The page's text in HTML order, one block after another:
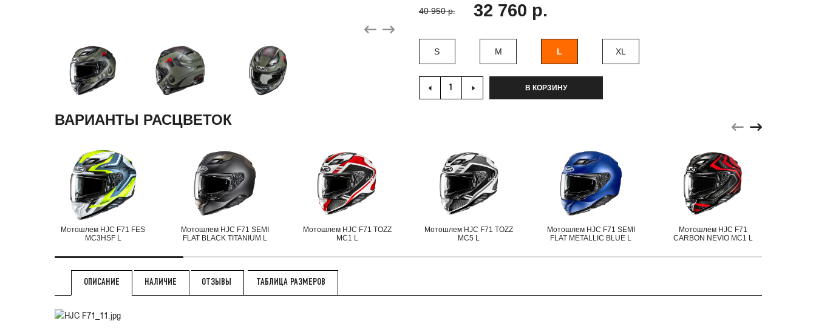
40 950 р. 32 760 р.
S M L XL
В КОРЗИНУ
ВАРИАНТЫ РАСЦВЕТОК
Мотошлем HJC F71 FES
MC3HSF L
Мотошлем HJC F71 SEMI
FLAT BLACK TITANIUM L
Мотошлем HJC F71 TOZZ
MC1 L
Мотошлем HJC F71 TOZZ
MC5 L
Мотошлем HJC F71 SEMI
FLAT METALLIC BLUE L
Мотошлем HJC F71
CARBON NEVIO MC1 L
ОПИСАНИЕ НАЛИЧИЕ ОТЗЫВЫ ТАБЛИЦА РАЗМЕРОВ